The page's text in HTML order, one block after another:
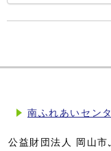
南ふれあいセン
公益財団法人 岡山市